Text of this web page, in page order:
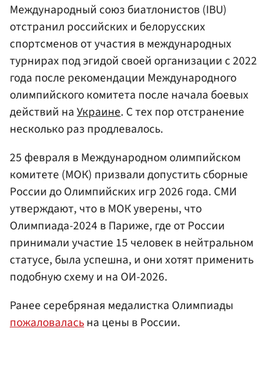
Международный союз биатлонистов (IBU)
отстранил российских и белорусских
спортсменов от участия в международных
турнирах под эгидой своей организации с 2022
года после рекомендации Международного
олимпийского комитета после начала боевых
действий наУкраине. С тех пор отстранение
несколько раз продлевалось.
25 февраля в Международном олимпийском
комитете (МОК) призвали допустить сборные
России до Олимпийских игр 2026 года. СМИ
утверждают, что в МОК уверены, что
Олимпиада-2024 в Париже, где от России
принимали участие 15 человек в нейтральном
статусе, была успешна, и они хотят применить
подобную схему и на ОИ-2026.
Ранее серебряная медалистка Олимпиады
пожаловаласьна цены в России.